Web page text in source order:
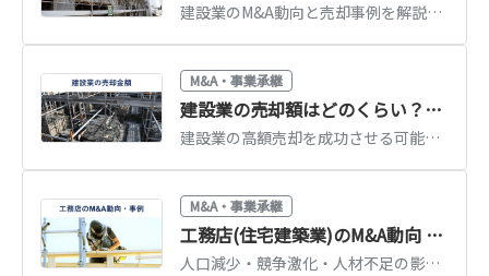
建設業のM&A動向と売却事例を解説。人手不足・後継者不在を背景とした再編の流れ、建設業許可の承継、売却相場の考え方と高値売却のポイントを紹介します。
M&A・事業承継
建設業の売却額はどのくらい？高額で売却するポイントと注意点
建設業の高額売却を成功させる可能性を高めるためには、建設業に特有のポイントを押さえることが重要です。建設業の売却手法や売却額を左右する要因、許認可などに関する注意点をくわしく解説します。(執筆者：京都大学文学部卒の企業法務・金融専門ライター 相良義勝)
M&A・事業承継
工務店(住宅建築業)のM&A動向 事例13選
人口減少・競争激化・人材不足の影響で工務店を取り巻く経営環境は厳しさを増しており、状況打開策としてM&Aに注目が集まっています。工務店の業界動向とM&Aの動向・メリット・事例をくわしく解説します。(執筆者：京都大学文学部卒の企業法務・金融専門ライター 相良義勝)